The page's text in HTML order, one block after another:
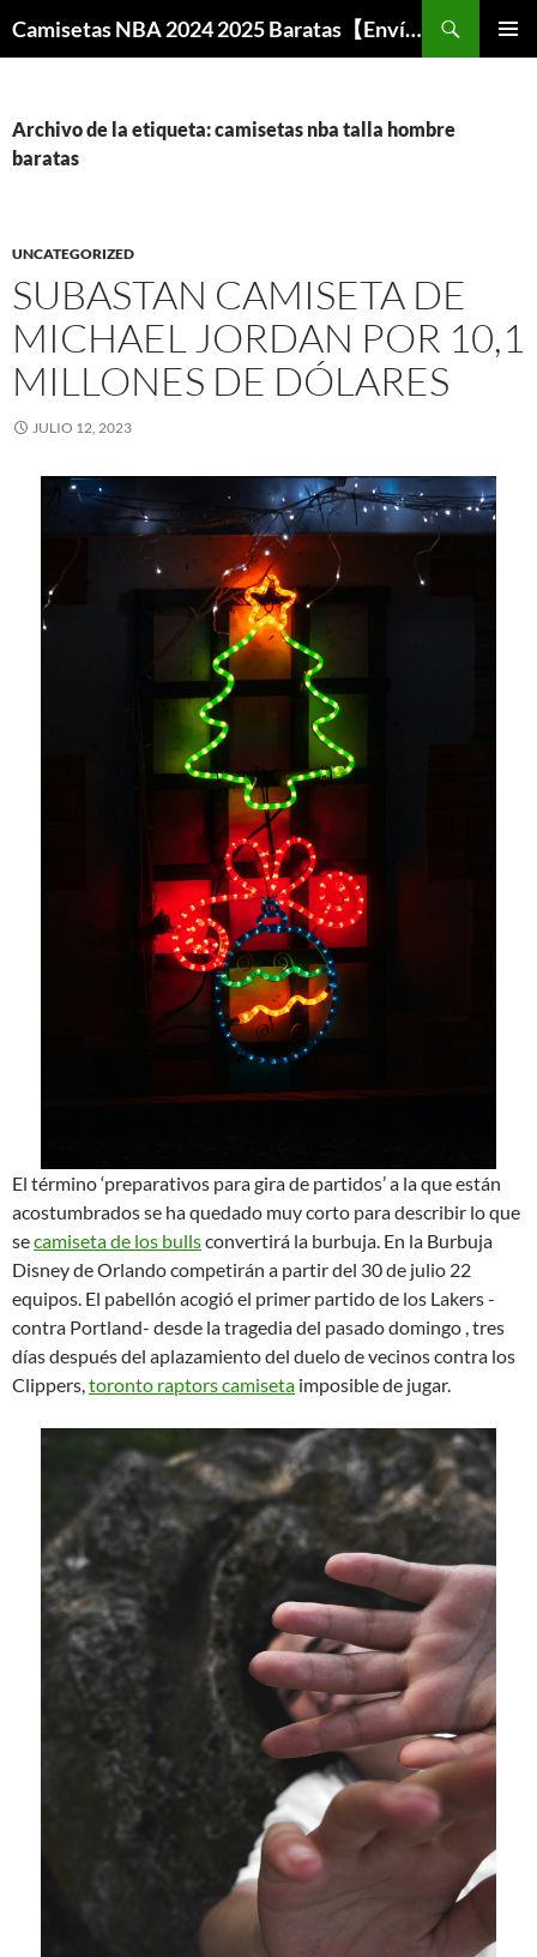
Camisetas NBA 2024 2025 Baratas【Envío Gratis】
Archivo de la etiqueta: camisetas nba talla hombre
baratas
UNCATEGORIZED
SUBASTAN CAMISETA DE
MICHAEL JORDAN POR 10,1
MILLONES DE DÓLARES
JULIO 12, 2023
El término ‘preparativos para gira de partidos’ a la que están
acostumbrados se ha quedado muy corto para describir lo que
secamiseta de los bullsconvertirá la burbuja. En la Burbuja
Disney de Orlando competirán a partir del 30 de julio 22
equipos. El pabellón acogió el primer partido de los Lakers -
contra Portland- desde la tragedia del pasado domingo , tres
días después del aplazamiento del duelo de vecinos contra los
Clippers, toronto raptors camiseta imposible de jugar.